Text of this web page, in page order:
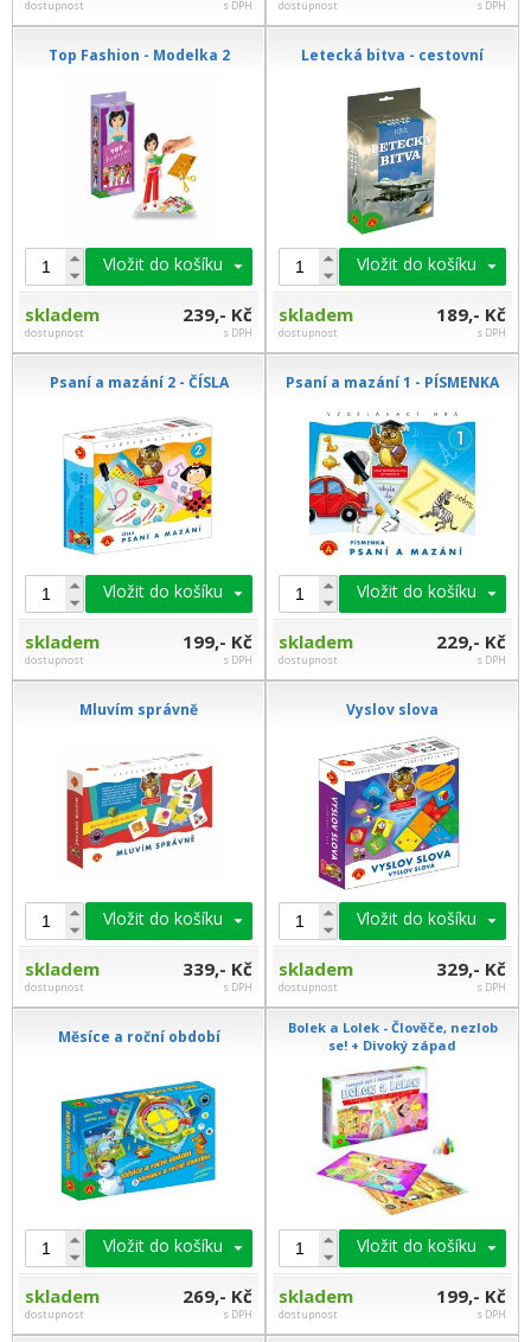
dostupnost s DPH dostupnost s DPH
Top Fashion - Modelka 2
Vložit do košíku
skladem
dostupnost
239,- Kč
s DPH
Letecká bitva - cestovní
Vložit do košíku
skladem
dostupnost
189,- Kč
s DPH
Psaní a mazání 2 - ČÍSLA
Vložit do košíku
skladem
dostupnost
199,- Kč
s DPH
Psaní a mazání 1 - PÍSMENKA
Vložit do košíku
skladem
dostupnost
229,- Kč
s DPH
Mluvím správně
Vložit do košíku
skladem
dostupnost
339,- Kč
s DPH
Vyslov slova
Vložit do košíku
skladem
dostupnost
329,- Kč
s DPH
Měsíce a roční období
Vložit do košíku
skladem
dostupnost
269,- Kč
s DPH
Bolek a Lolek - Člověče, nezlob
se! + Divoký západ
Vložit do košíku
skladem
dostupnost
199,- Kč
s DPH